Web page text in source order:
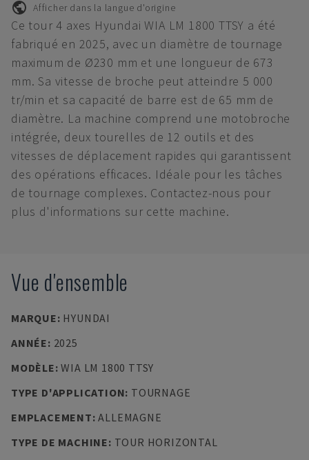
Afficher dans la langue d'origine
Ce tour 4 axes Hyundai WIA LM 1800 TTSY a été
fabriqué en 2025, avec un diamètre de tournage
maximum de Ø230 mm et une longueur de 673
mm. Sa vitesse de broche peut atteindre 5 000
tr/min et sa capacité de barre est de 65 mm de
diamètre. La machine comprend une motobroche
intégrée, deux tourelles de 12 outils et des
vitesses de déplacement rapides qui garantissent
des opérations efficaces. Idéale pour les tâches
de tournage complexes. Contactez-nous pour
plus d'informations sur cette machine.
Vue d'ensemble
MARQUE: HYUNDAI
ANNÉE: 2025
MODÈLE:WIA LM 1800 TTSY
TYPE D'APPLICATION: TOURNAGE
EMPLACEMENT:ALLEMAGNE
TYPE DE MACHINE: TOUR HORIZONTAL